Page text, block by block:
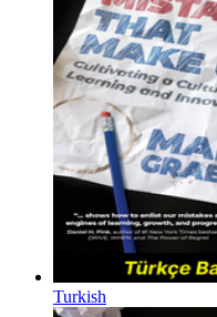
Turkish